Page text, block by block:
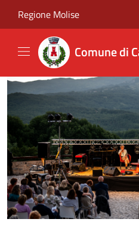
Regione Molise
Comune di